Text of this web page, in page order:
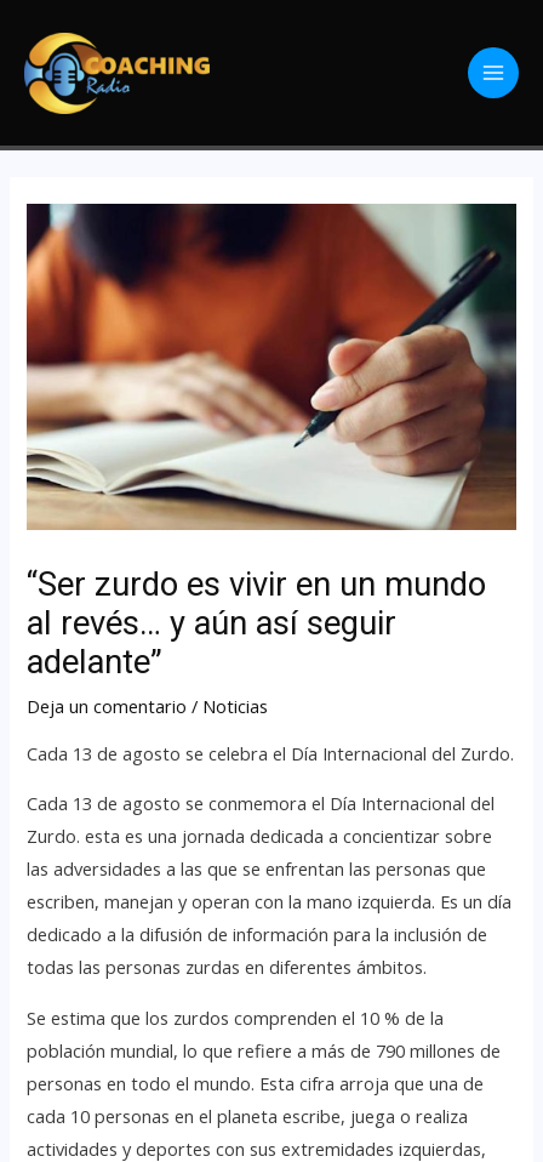
“Ser zurdo es vivir en un mundo
al revés… y aún así seguir
adelante”
Deja un comentario / Noticias
Cada 13 de agosto se celebra el Día Internacional del Zurdo.
Cada 13 de agosto se conmemora el Día Internacional del
Zurdo. esta es una jornada dedicada a concientizar sobre
las adversidades a las que se enfrentan las personas que
escriben, manejan y operan con la mano izquierda. Es un día
dedicado a la difusión de información para la inclusión de
todas las personas zurdas en diferentes ámbitos.
Se estima que los zurdos comprenden el 10 % de la
población mundial, lo que refiere a más de 790 millones de
personas en todo el mundo. Esta cifra arroja que una de
cada 10 personas en el planeta escribe, juega o realiza
actividades y deportes con sus extremidades izquierdas,